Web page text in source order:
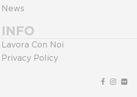
News
INFO
Lavora Con Noi
Privacy Policy